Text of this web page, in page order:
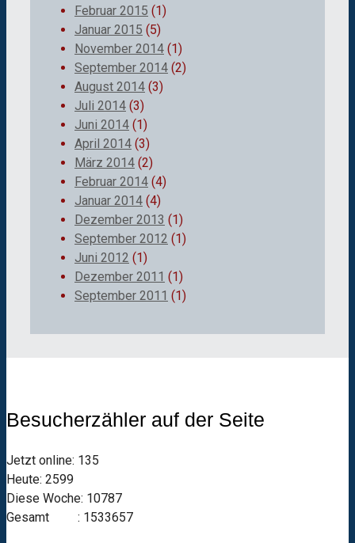
Februar 2015 (1)
Januar 2015 (5)
November 2014 (1)
September 2014 (2)
August 2014 (3)
Juli 2014 (3)
Juni 2014 (1)
April 2014 (3)
März 2014 (2)
Februar 2014 (4)
Januar 2014 (4)
Dezember 2013 (1)
September 2012 (1)
Juni 2012 (1)
Dezember 2011 (1)
September 2011 (1)
Besucherzähler auf der Seite
Jetzt online: 135
Heute: 2599
Diese Woche: 10787
Gesamt : 1533657